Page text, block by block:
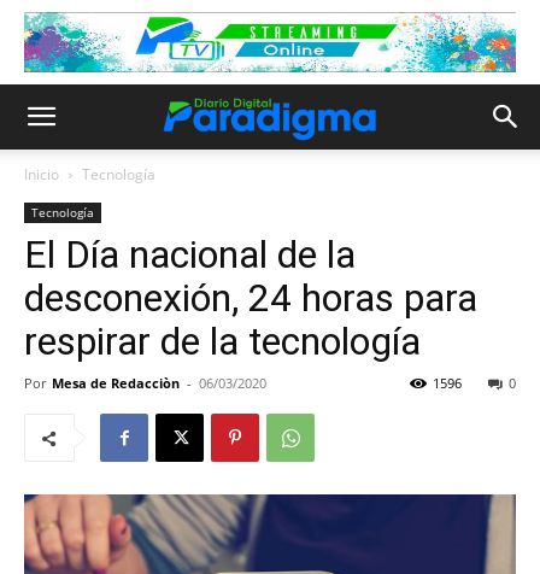
Inicio Tecnología
Tecnología
El Día nacional de la
desconexión, 24 horas para
respirar de la tecnología
Por Mesa de Redacciòn - 06/03/2020 0
1596